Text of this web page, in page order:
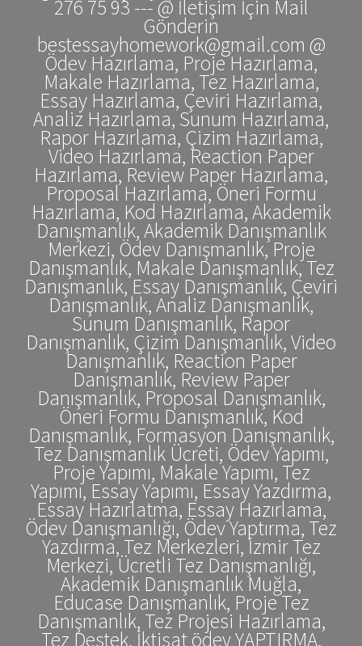
276 75 93 --- @ İletişim İçin Mail
Gönderin
bestessayhomework@gmail.com @
Ödev Hazırlama, Proje Hazırlama,
Makale Hazırlama, Tez Hazırlama,
Essay Hazırlama, Çeviri Hazırlama,
Analiz Hazırlama, Sunum Hazırlama,
Rapor Hazırlama, Çizim Hazırlama,
Video Hazırlama, Reaction Paper
Hazırlama, Review Paper Hazırlama,
Proposal Hazırlama, Öneri Formu
Hazırlama, Kod Hazırlama, Akademik
Danışmanlık, Akademik Danışmanlık
Merkezi, Ödev Danışmanlık, Proje
Danışmanlık, Makale Danışmanlık, Tez
Danışmanlık, Essay Danışmanlık, Çeviri
Danışmanlık, Analiz Danışmanlık,
Sunum Danışmanlık, Rapor
Danışmanlık, Çizim Danışmanlık, Video
Danışmanlık, Reaction Paper
Danışmanlık, Review Paper
Danışmanlık, Proposal Danışmanlık,
Öneri Formu Danışmanlık, Kod
Danışmanlık, Formasyon Danışmanlık,
Tez Danışmanlık Ücreti, Ödev Yapımı,
Proje Yapımı, Makale Yapımı, Tez
Yapımı, Essay Yapımı, Essay Yazdırma,
Essay Hazırlatma, Essay Hazırlama,
Ödev Danışmanlığı, Ödev Yaptırma, Tez
Yazdırma, Tez Merkezleri, İzmir Tez
Merkezi, Ücretli Tez Danışmanlığı,
Akademik Danışmanlık Muğla,
Educase Danışmanlık, Proje Tez
Danışmanlık, Tez Projesi Hazırlama,
Tez Destek, İktisat ödev YAPTIRMA,